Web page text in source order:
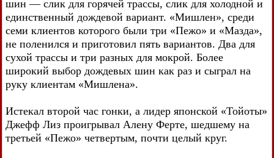
шин — слик для горячей трассы, слик для холодной и
единственный дождевой вариант. «Мишлен», среди
семи клиентов которого были три «Пежо» и «Мазда»,
не поленился и приготовил пять вариантов. Два для
сухой трассы и три разных для мокрой. Более
широкий выбор дождевых шин как раз и сыграл на
руку клиентам «Мишлена».
Истекал второй час гонки, а лидер японской «Тойоты»
Джефф Лиз проигрывал Алену Ферте, шедшему на
третьей «Пежо» четвертым, почти целый круг.